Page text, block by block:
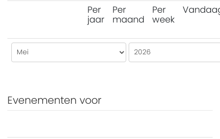
Per
jaar
Per
maand
Per
week
Evenementen voor